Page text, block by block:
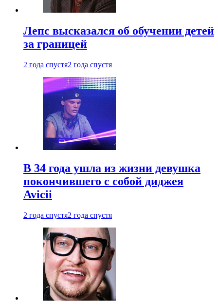
Лепс высказался об обучении детей
за границей
2 года спустя2 года спустя
В 34 года ушла из жизни девушка
покончившего с собой диджея
Avicii
2 года спустя2 года спустя